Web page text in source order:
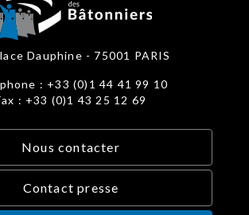
Dauphine - 75001 PARIS
: +33 (0)1 44 41 99 10
: +33 (0)1 43 25 12 69
Nous contacter
Contact presse